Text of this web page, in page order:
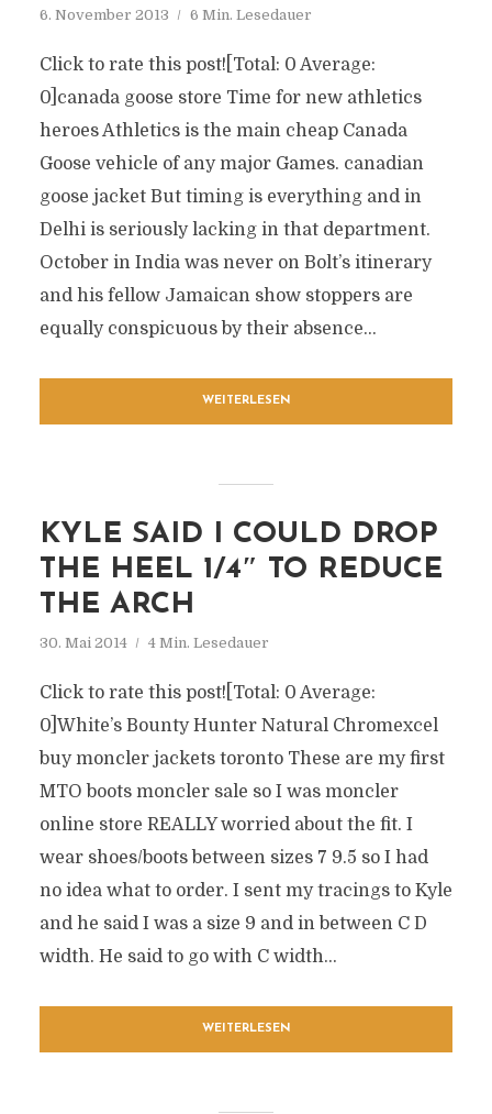
6. November 2013 6 Min. Lesedauer
Click to rate this post![Total: 0 Average:
0]canada goose store Time for new athletics
heroes Athletics is the main cheap Canada
Goose vehicle of any major Games. canadian
goose jacket But timing is everything and in
Delhi is seriously lacking in that department.
October in India was never on Bolt’s itinerary
and his fellow Jamaican show stoppers are
equally conspicuous by their absence...
WEITERLESEN
KYLE SAID I COULD DROP
THE HEEL 1/4″ TO REDUCE
THE ARCH
30. Mai 2014 4 Min. Lesedauer
Click to rate this post![Total: 0 Average:
0]White’s Bounty Hunter Natural Chromexcel
buy moncler jackets toronto These are my first
MTO boots moncler sale so I was moncler
online store REALLY worried about the fit. I
wear shoes/boots between sizes 7 9.5 so I had
no idea what to order. I sent my tracings to Kyle
and he said I was a size 9 and in between C D
width. He said to go with C width...
WEITERLESEN